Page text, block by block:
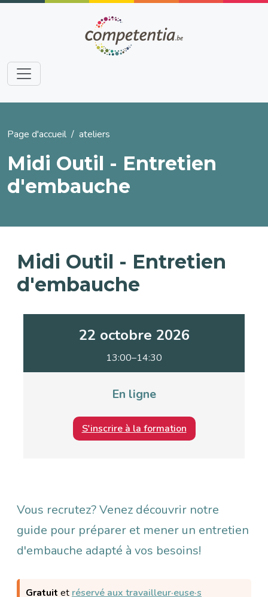
Aller au contenu principal
Fil d'Ariane
Page d'accueil ateliers
Midi Outil - Entretien
d'embauche
Midi Outil - Entretien
d'embauche
22 octobre 2026
13:00–14:30
En ligne
S'inscrire à la formation
Description
Vous recrutez? Venez découvrir notre
guide pour préparer et mener un entretien
d'embauche adapté à vos besoins!
Gratuit et réservé aux travailleur·euse·s